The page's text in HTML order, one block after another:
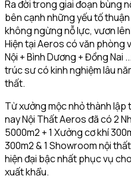
Ra đời trong giai đoạn bùng
bên cạnh những yếu tố
không ngừng nỗ lực, vươn
Hiện tại Aeros có văn phòng
Nội + Bình Dương + Đồng Nai
trúc sư có kinh nghiệm lâu
thất.
Từ xưởng mộc nhỏ thành lập
nay Nội Thất Aeros đã có 2
5000m2 + 1 Xưởng cơ khí
300m2 & 1 Showroom nội
hiện đại bậc nhất phục vụ
xuất khẩu.